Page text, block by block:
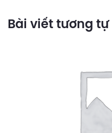
Bài viết tương tự